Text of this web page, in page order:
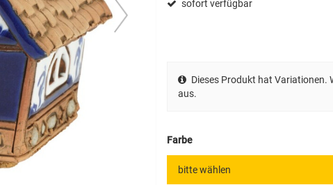
sofort verfügbar
Dieses Produkt hat Variationen.
aus.
Farbe
bitte wählen